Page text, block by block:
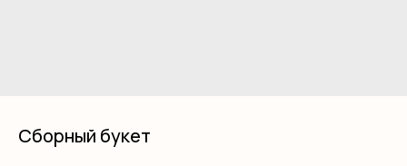
Сборный букет